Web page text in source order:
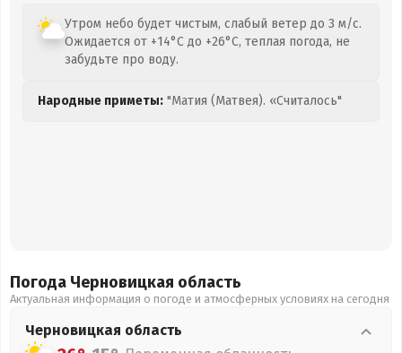
Утром небо будет чистым, слабый ветер до 3 м/с.
Ожидается от +14°C до +26°C, теплая погода, не
забудьте про воду.
Народные приметы: "Матия (Матвея). «Считалось"
Погода Черновицкая область
Актуальная информация о погоде и атмосферных условиях на сегодня
Черновицкая область